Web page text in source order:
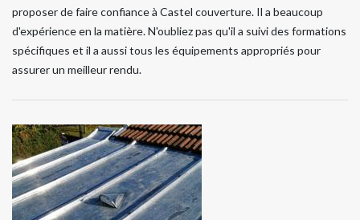
proposer de faire confiance à Castel couverture. Il a beaucoup
d'expérience en la matière. N'oubliez pas qu'il a suivi des formations
spécifiques et il a aussi tous les équipements appropriés pour
assurer un meilleur rendu.